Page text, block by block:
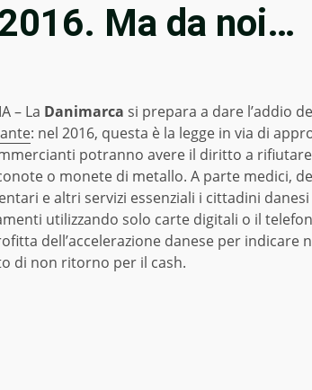
Ma da noi…
– La Danimarca si prepara a dare l’addio
: nel 2016, questa è la legge in via di
potranno avere il diritto a
o monete di metallo. A parte medici,
e altri servizi essenziali i cittadini
utilizzando solo carte digitali o il
dell’accelerazione danese per indicare
di non ritorno per il cash.